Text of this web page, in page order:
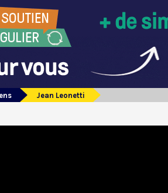
Jean Leonetti